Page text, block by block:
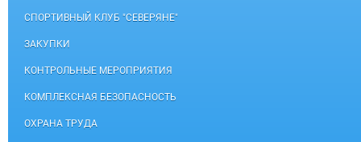
СПОРТИВНЫЙ КЛУБ "СЕВЕРЯНЕ"
ЗАКУПКИ
КОНТРОЛЬНЫЕ МЕРОПРИЯТИЯ
КОМПЛЕКСНАЯ БЕЗОПАСНОСТЬ
ОХРАНА ТРУДА